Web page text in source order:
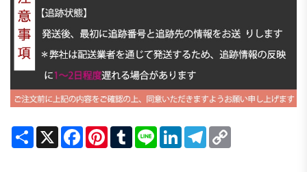
Share X FacebookPinterestTumblrLine LinkedInTelegram